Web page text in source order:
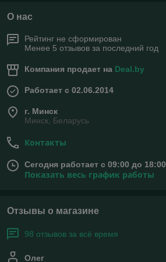
О нас
Рейтинг не сформирован
Менее 5 отзывов за последний год
Компания продает на Deal.by
Работает с 02.06.2014
г. Минск
Минск, Беларусь
Контакты
Сегодня работает с 09:00 до 18:00
Показать весь график работы
Отзывы о магазине
98 отзывов за всё время
Олег